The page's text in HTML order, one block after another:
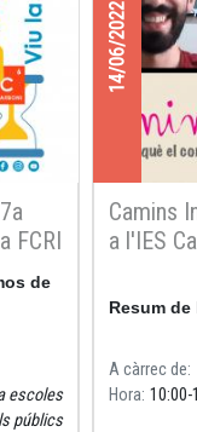
FCRI
de
escoles
públics
14/06/2022
Camins
a l'IES
Resum
A càrrec de
Hora 10:00